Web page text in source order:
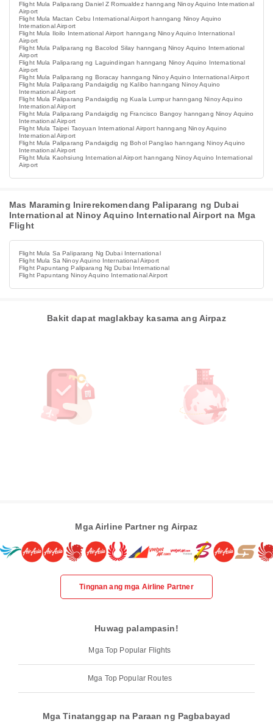
Flight Mula Paliparang Daniel Z Romualdez hanngang Ninoy Aquino International
Airport
Flight Mula Mactan Cebu International Airport hanngang Ninoy Aquino
International Airport
Flight Mula Iloilo International Airport hanngang Ninoy Aquino International
Airport
Flight Mula Paliparang ng Bacolod Silay hanngang Ninoy Aquino International
Airport
Flight Mula Paliparang ng Laguindingan hanngang Ninoy Aquino International
Airport
Flight Mula Paliparang ng Boracay hanngang Ninoy Aquino International Airport
Flight Mula Paliparang Pandaigdig ng Kalibo hanngang Ninoy Aquino
International Airport
Flight Mula Paliparang Pandaigdig ng Kuala Lumpur hanngang Ninoy Aquino
International Airport
Flight Mula Paliparang Pandaigdig ng Francisco Bangoy hanngang Ninoy Aquino
International Airport
Flight Mula Taipei Taoyuan International Airport hanngang Ninoy Aquino
International Airport
Flight Mula Paliparang Pandaigdig ng Bohol Panglao hanngang Ninoy Aquino
International Airport
Flight Mula Kaohsiung International Airport hanngang Ninoy Aquino International
Airport
Mas Maraming Inirerekomendang Paliparang ng Dubai
International at Ninoy Aquino International Airport na Mga
Flight
Flight Mula Sa Paliparang Ng Dubai International
Flight Mula Sa Ninoy Aquino International Airport
Flight Papuntang Paliparang Ng Dubai International
Flight Papuntang Ninoy Aquino International Airport
Bakit dapat maglakbay kasama ang Airpaz
Mga Airline Partner ng Airpaz
Tingnan ang mga Airline Partner
Huwag palampasin!
Mga Top Popular Flights
Mga Top Popular Routes
Mga Tinatanggap na Paraan ng Pagbabayad